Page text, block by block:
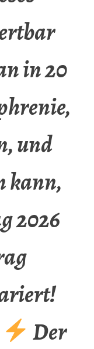
in 20
und
kann,
2026
Der